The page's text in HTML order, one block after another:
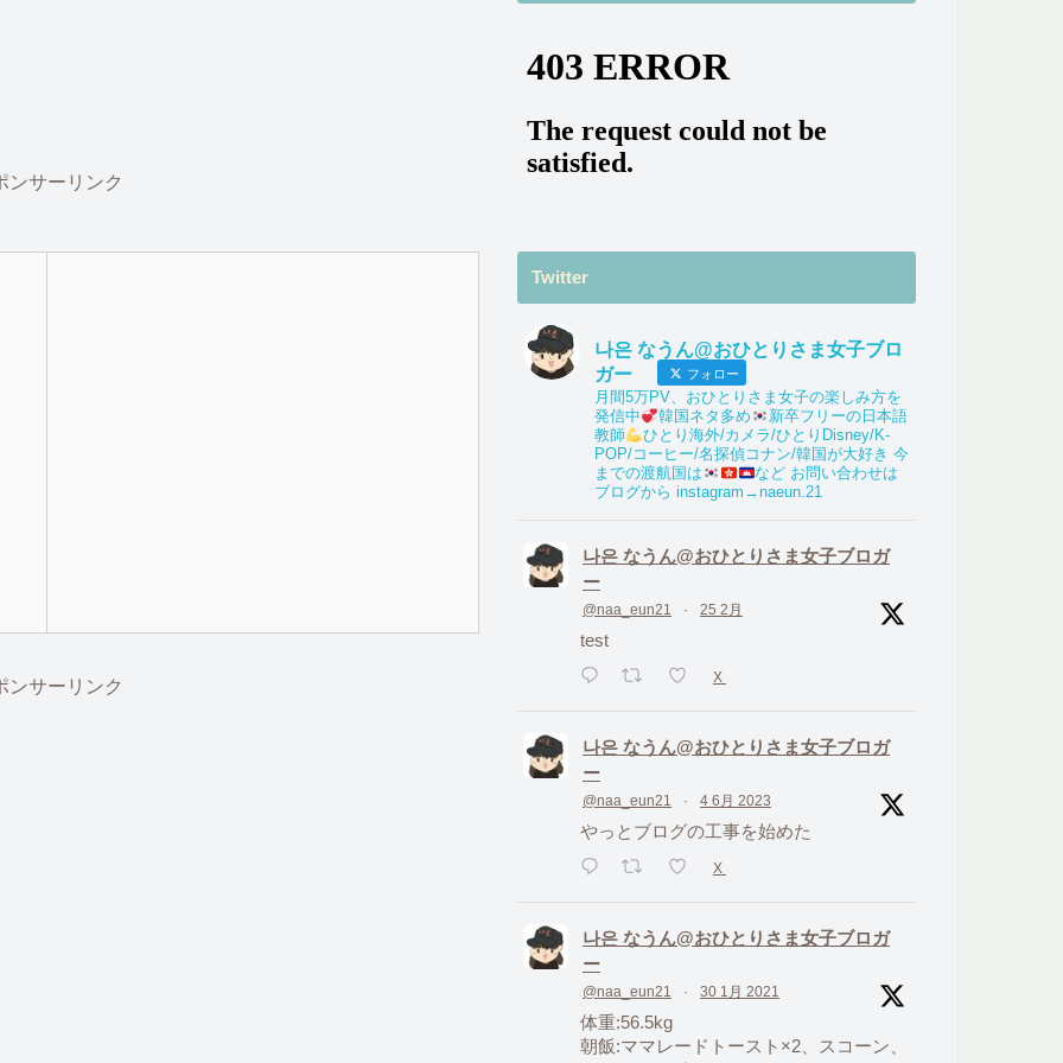
ンサーリンク
ンサーリンク
Twitter
나은 なうん@おひとりさま女子ブロ
ガー
フォロー
月間5万PV、おひとりさま女子の楽しみ方を
発信中
韓国ネタ多め
新卒フリーの日本語
教師
ひとり海外/カメラ/ひとりDisney/K-
POP/コーヒー/名探偵コナン/韓国が大好き 今
までの渡航国は
など お問い合わせは
ブログから instagram→naeun.21
나은 なうん@おひとりさま女子ブロガ
ー
@naa_eun21 · 25 2月
test
X
나은 なうん@おひとりさま女子ブロガ
ー
@naa_eun21 · 4 6月 2023
やっとブログの工事を始めた
X
나은 なうん@おひとりさま女子ブロガ
ー
@naa_eun21 · 30 1月 2021
体重:56.5kg
朝飯:ママレードトースト×2、スコーン、